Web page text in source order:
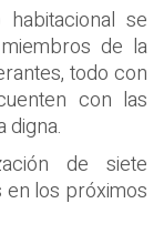
se
de la
todo con
con las
digna.
de siete
los próximos